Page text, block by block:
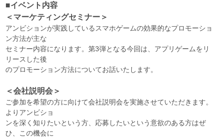
■イベント内容
＜マーケティングセミナー＞
アンビションが実践しているスマホゲームの効果的なプロモーショ
ン方法が主な
セミナー内容になります。第3弾となる今回は、アプリゲームをリ
リースした後
のプロモーション方法についてお話いたします。
＜会社説明会＞
ご参加を希望の方に向けて会社説明会を実施させていただきます。
よりアンビショ
ンを深く知りたいという方、応募したいという意欲のある方はぜ
ひ、この機会に